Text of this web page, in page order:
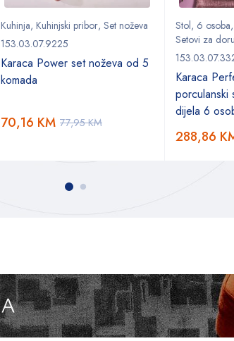
Kuhinja, Kuhinjski pribor, Set noževa
153.03.07.9225
Karaca Power set noževa od 5
komada
77,95KM
70,16 KM
Stol, 6 osoba
Setovi za
Karaca
dijela 6
288,86